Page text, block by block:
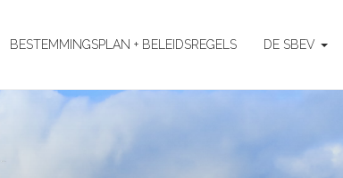
BESTEMMINGSPLAN + BELEIDSREGELS DE SBEV